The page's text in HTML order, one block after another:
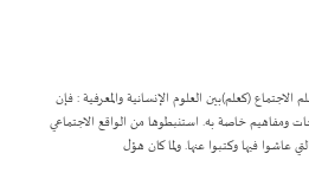
(كعلم)بين العلوم الإنسانية والمعرفية : فإن
ومفاهيم خاصة به. استنبطوها من الواقع الاجتماعي
عاشوا فيها وكتبوا عنها. ولما كان هؤل